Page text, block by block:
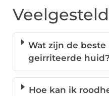
Wat zijn de
geirriteerde huid?
Hoe kan ik